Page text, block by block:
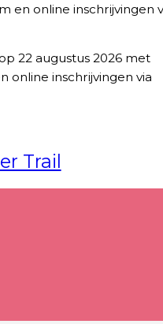
en online inschrijvingen
22 augustus 2026 met
online inschrijvingen via
Trail